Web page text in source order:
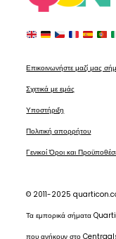
Επικοινωνήστε μαζί μας
Σχετικά με εμάς
Υποστήριξη
Πολιτική απορρήτου
Γενικοί Όροι και
© 2011-2025
Τα εμπορικά σήματα
που ανήκουν στο